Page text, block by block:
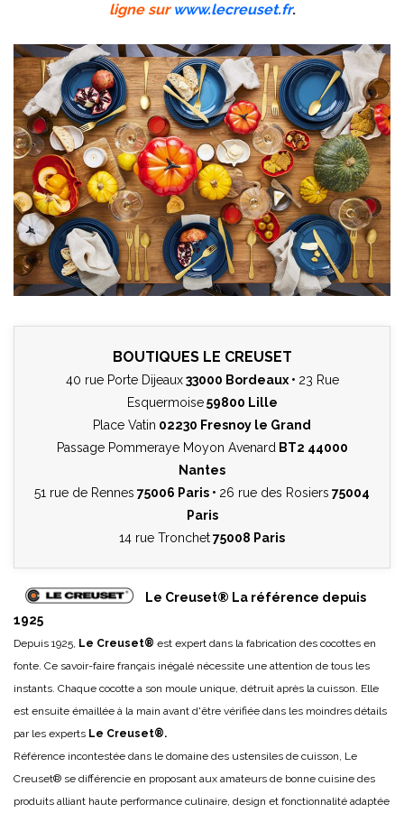
ligne sur www.lecreuset.fr.
BOUTIQUES LE CREUSET
40 rue Porte Dijeaux33000 Bordeaux • 23 Rue
Esquermoise59800 Lille
Place Vatin 02230 Fresnoy le Grand
Passage Pommeraye Moyon Avenard BT2 44000
Nantes
51 rue de Rennes 75006 Paris • 26 rue des Rosiers 75004
Paris
14 rue Tronchet75008 Paris
Le Creuset® La référence depuis
1925
Depuis 1925, Le Creuset® est expert dans la fabrication des cocottes en
fonte. Ce savoir-faire français inégalé nécessite une attention de tous les
instants. Chaque cocotte a son moule unique, détruit après la cuisson. Elle
est ensuite émaillée à la main avant d'être vérifiée dans les moindres détails
par les experts Le Creuset®.
Référence incontestée dans le domaine des ustensiles de cuisson, Le
Creuset® se différencie en proposant aux amateurs de bonne cuisine des
produits alliant haute performance culinaire, design et fonctionnalité adaptée